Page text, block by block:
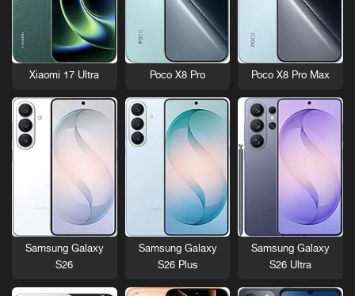
Poco X8 Pro Max
Poco X8 Pro
Xiaomi 17 Ultra
Samsung Galaxy
S26 Ultra
Samsung Galaxy
S26 Plus
Samsung Galaxy
S26